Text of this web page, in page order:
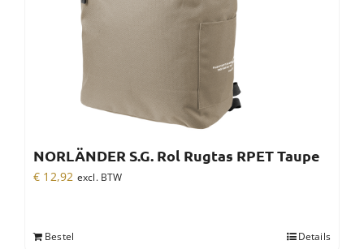
NORLÄNDER S.G. Rol Rugtas RPET Taupe
€ 12,92 excl. BTW
Bestel Details